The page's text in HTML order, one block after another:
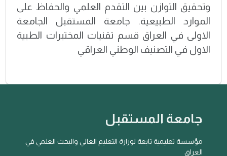
وتحقيق التوازن بين التقدم العلمي والحفاظ على
الموارد الطبيعية. جامعة المستقبل الجامعة
الاولى في العراق قسم تقنيات المختبرات الطبية
الاول في التصنيف الوطني العراقي
جامعة المستقبل
مؤسسة تعليمية تابعة لوزارة التعليم العالي والبحث العلمي في
العراق